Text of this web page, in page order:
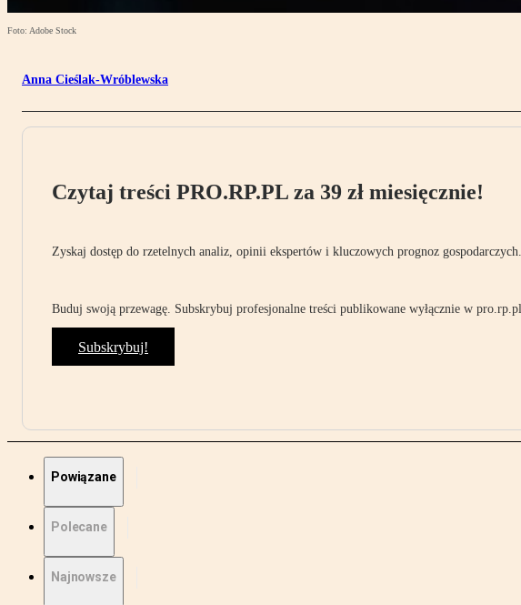
Foto: Adobe Stock
Anna Cieślak-Wróblewska
Czytaj treści PRO.RP.PL za 39 zł miesięcznie!
Zyskaj dostęp do rzetelnych analiz, opinii ekspertów i kluczowych prognoz
Buduj swoją przewagę. Subskrybuj profesjonalne treści publikowane wyłącznie w
Subskrybuj!
Powiązane
Polecane
Najnowsze